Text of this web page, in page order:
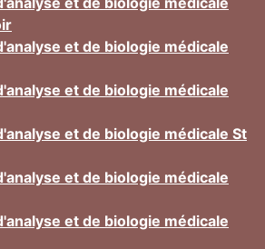
et de biologie médicale
et de biologie médicale
et de biologie médicale St
et de biologie médicale
et de biologie médicale